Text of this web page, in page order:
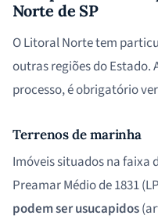
Norte de SP
O Litoral Norte tem
outras regiões do Estado.
processo, é obrigatório
Terrenos de marinha
Imóveis situados na faixa
Preamar Médio de 1831
podem ser usucapidos